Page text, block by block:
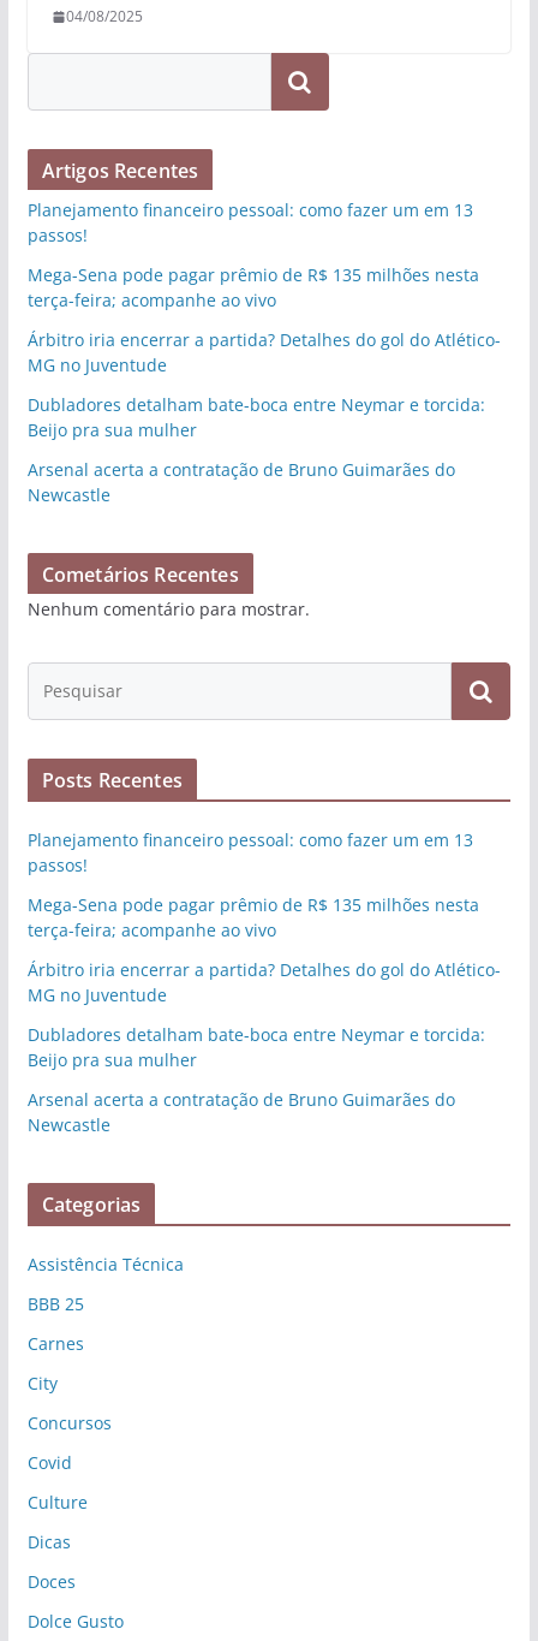
04/08/2025
Pesquisar
Artigos Recentes
Planejamento financeiro pessoal: como fazer um em 13
passos!
Mega-Sena pode pagar prêmio de R$ 135 milhões nesta
terça-feira; acompanhe ao vivo
Árbitro iria encerrar a partida? Detalhes do gol do Atlético-
MG no Juventude
Dubladores detalham bate-boca entre Neymar e torcida:
Beijo pra sua mulher
Arsenal acerta a contratação de Bruno Guimarães do
Newcastle
Cometários Recentes
Nenhum comentário para mostrar.
Posts Recentes
Planejamento financeiro pessoal: como fazer um em 13
passos!
Mega-Sena pode pagar prêmio de R$ 135 milhões nesta
terça-feira; acompanhe ao vivo
Árbitro iria encerrar a partida? Detalhes do gol do Atlético-
MG no Juventude
Dubladores detalham bate-boca entre Neymar e torcida:
Beijo pra sua mulher
Arsenal acerta a contratação de Bruno Guimarães do
Newcastle
Categorias
Assistência Técnica
BBB 25
Carnes
City
Concursos
Covid
Culture
Dicas
Doces
Dolce Gusto